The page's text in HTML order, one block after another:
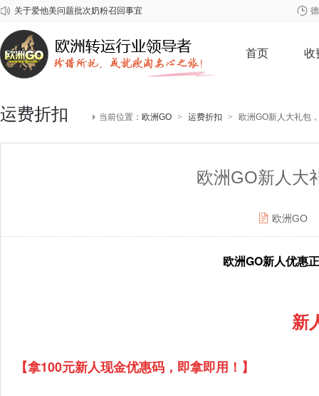
关于爱他美问题批次奶粉召回事宜
关于雀巢至尊问题奶粉召回事宜
首页 收
运费折扣 当前位置： 欧洲GO > 运费折扣 > 欧洲GO新人大礼包
欧洲GO新人大
欧洲GO
欧洲GO新人优惠
新
【拿100元新人现金优惠码，即拿即用！】